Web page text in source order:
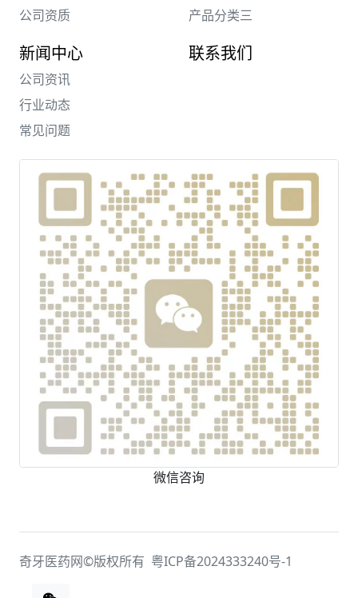
公司资质
产品分类三
新闻中心
公司资讯
行业动态
常见问题
联系我们
微信咨询
奇牙医药网©版权所有 粤ICP备2024333240号-1